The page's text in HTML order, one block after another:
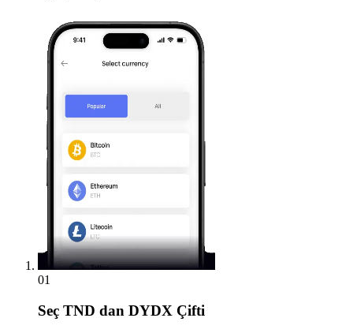
01
Seç TND dan DYDX Çifti